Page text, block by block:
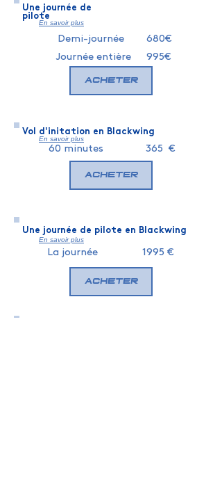
Une journée de
pilote
En savoir plus
Demi-journée
Journée entière
680€
995€
Acheter
Vol d'initation en Blackwing
En savoir plus
60 minutes 365 €
Acheter
Une journée de pilote en Blackwing
En savoir plus
La journée 1995 €
Acheter